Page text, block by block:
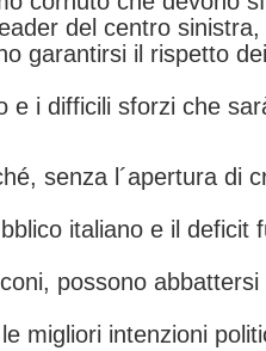
del centro
garantirsi il rispetto
e i difficili sforzi che
senza l´apertura di
italiano e il deficit
possono
migliori intenzioni